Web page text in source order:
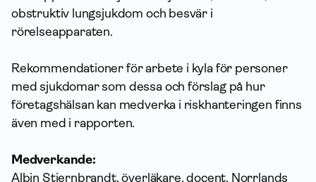
obstruktiv lungsjukdom och besvär i
rörelseapparaten.
Rekommendationer för arbete i kyla för personer
med sjukdomar som dessa och förslag på hur
företagshälsan kan medverka i riskhanteringen finns
även med i rapporten.
Medverkande:
Albin Stjernbrandt, överläkare, docent, Norrlands